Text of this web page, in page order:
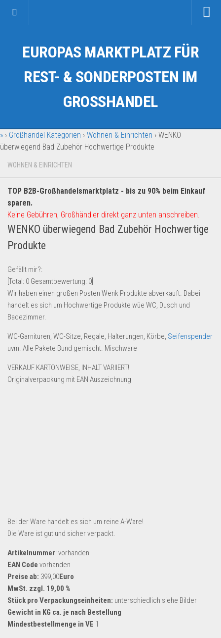
Kategorien
Auto & Motorrad
Fahrzeuge & Transport
Garten & Werkzeug
Geschäft, Büro & Schreibwaren
Geschenkartikel
Handy und Smartphone
Kosmetik & Pflege
Lebensmittel & Getränke
Multimedia & Elektro
Münzen
Spielzeug & Games
Schuhe & Accessoires
Sport & Freizeit
Uhren & Schmuck
Wohnen & Einrichten
Restposten-Angebote
Restposten für Privatpersonen
Lidl
Kostenlos verkaufen
Anmelden
Kostenlos Registrieren
Newsletter
EUROPAS MARKTPLATZ FÜR
REST- & SONDERPOSTEN IM
GROSSHANDEL
» › Großhandel Kategorien › Wohnen & Einrichten › WENKO
überwiegend Bad Zubehör Hochwertige Produkte
WOHNEN & EINRICHTEN
TOP B2B-Großhandelsmarktplatz - bis zu 90% beim Einkauf
sparen.
Keine Gebühren, Großhändler direkt ganz unten anschreiben.
WENKO überwiegend Bad Zubehör Hochwertige
Produkte
Gefällt mir?:
[Total: 0 Gesamtbewertung: 0
Wir haben einen großen Posten Wenk Produkte abverkauft. Dabei
handelt es sich um Hochwertige Produkte wüe WC, Dusch und
Badezimmer.
WC-Garnituren, WC-Sitze, Regale, Halterungen, Körbe, Seifenspender
uvm. Alle Pakete Bund gemischt. Mischware
VERKAUF KARTONWEISE, INHALT VARIIERT!
Originalverpackung mit EAN Auszeichnung
Bei der Ware handelt es sich um reine A-Ware!
Die Ware ist gut und sicher verpackt.
Artikelnummer: vorhanden
EAN Code vorhanden
Preise ab: 399,00Euro
MwSt. zzgl. 19,00 %
Stück pro Verpackungseinheiten: unterschiedlich siehe Bilder
Gewicht in KG ca. je nach Bestellung
Mindestbestellmenge in VE 1